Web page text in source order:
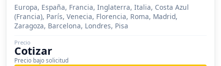
Europa, España, Francia, Inglaterra, Italia, Costa Azul
(Francia), París, Venecia, Florencia, Roma, Madrid,
Zaragoza, Barcelona, Londres, Pisa
Precio
Cotizar
Precio bajo solicitud